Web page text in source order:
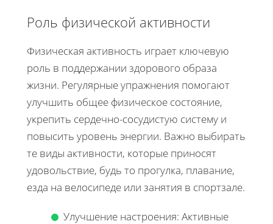
Роль физической активности
Физическая активность играет ключевую
роль в поддержании здорового образа
жизни. Регулярные упражнения помогают
улучшить общее физическое состояние,
укрепить сердечно-сосудистую систему и
повысить уровень энергии. Важно выбирать
те виды активности, которые приносят
удовольствие, будь то прогулка, плавание,
езда на велосипеде или занятия в спортзале.
Улучшение настроения: Активные